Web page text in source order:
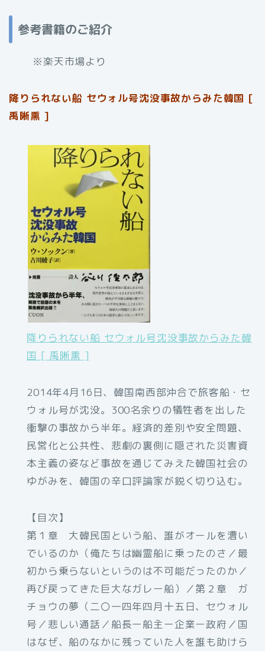
参考書籍のご紹介
※楽天市場より
降りられない船 セウォル号沈没事故からみた韓国 [
禹晰熏 ]
降りられない船 セウォル号沈没事故からみた韓
国 [ 禹晰熏 ]
2014年4月16日、韓国南西部沖合で旅客船・セ
ウォル号が沈没。300名余りの犠牲者を出した
衝撃の事故から半年。経済的差別や安全問題、
民営化と公共性、悲劇の裏側に隠された災害資
本主義の姿など事故を通じてみえた韓国社会の
ゆがみを、韓国の辛口評論家が鋭く切り込む。
【目次】
第１章 大韓民国という船、誰がオールを漕い
でいるのか（俺たちは幽霊船に乗ったのさ／最
初から乗らないというのは不可能だったのか／
再び戻ってきた巨大なガレー船）／第２章 ガ
チョウの夢（二〇一四年四月十五日、セウォル
号／悲しい通話／船長ー船主ー企業ー政府／国
はなぜ、船のなかに残っていた人を誰も助けら